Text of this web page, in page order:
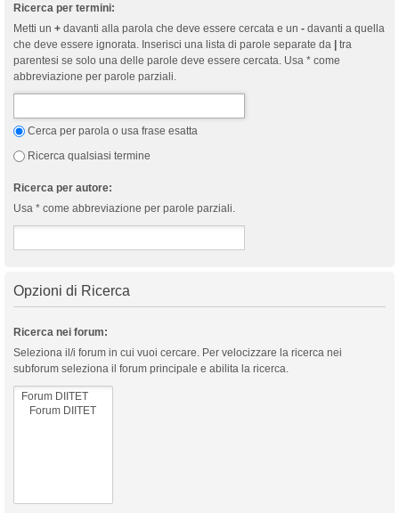
Ricerca per termini:
Metti un + davanti alla parola che deve essere cercata e un - davanti a quella
che deve essere ignorata. Inserisci una lista di parole separate da
tra
parentesi se solo una delle parole deve essere cercata. Usa * come
abbreviazione per parole parziali.
Cerca per parola o usa frase esatta
Ricerca qualsiasi termine
Ricerca per autore:
Usa * come abbreviazione per parole parziali.
Opzioni di Ricerca
Ricerca nei forum:
Seleziona il/i forum in cui vuoi cercare. Per velocizzare la ricerca nei
subforum seleziona il forum principale e abilita la ricerca.